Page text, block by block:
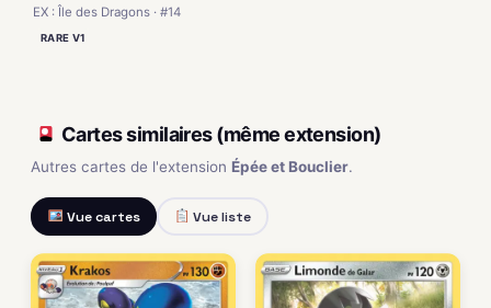
EX : Île des Dragons · #14
RARE V1
Cartes similaires (même extension)
Autres cartes de l'extension Épée et Bouclier.
Vue cartes Vue liste